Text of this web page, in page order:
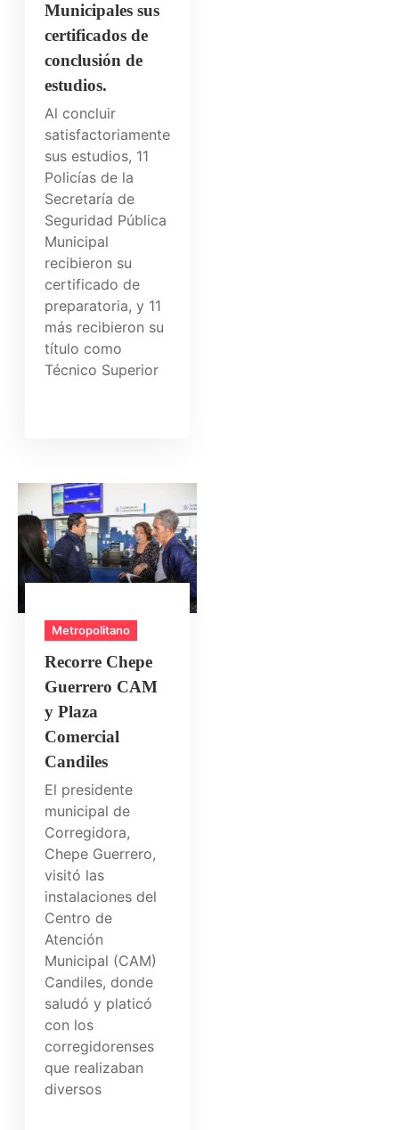
Municipales sus
certificados de
conclusión de
estudios.
Al concluir
satisfactoriamente
sus estudios, 11
Policías de la
Secretaría de
Seguridad Pública
Municipal
recibieron su
certificado de
preparatoria, y 11
más recibieron su
título como
Técnico Superior
Metropolitano
Recorre Chepe
Guerrero CAM
y Plaza
Comercial
Candiles
El presidente
municipal de
Corregidora,
Chepe Guerrero,
visitó las
instalaciones del
Centro de
Atención
Municipal (CAM)
Candiles, donde
saludó y platicó
con los
corregidorenses
que realizaban
diversos